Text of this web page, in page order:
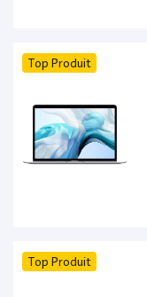
Top Produit
Top Produit